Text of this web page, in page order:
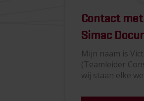
Contact
Simac
Mijn naam is
(Teamleider
wij staan elke